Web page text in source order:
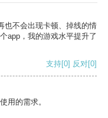
也不会出现卡顿、掉线的情
app，我的游戏水平提升了
支持[0] 反对[0]
用的需求。